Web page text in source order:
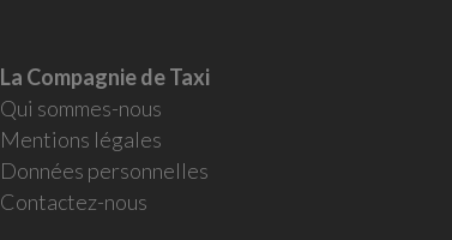
La Compagnie de Taxi
Qui sommes-nous
Mentions légales
Données personnelles
Contactez-nous